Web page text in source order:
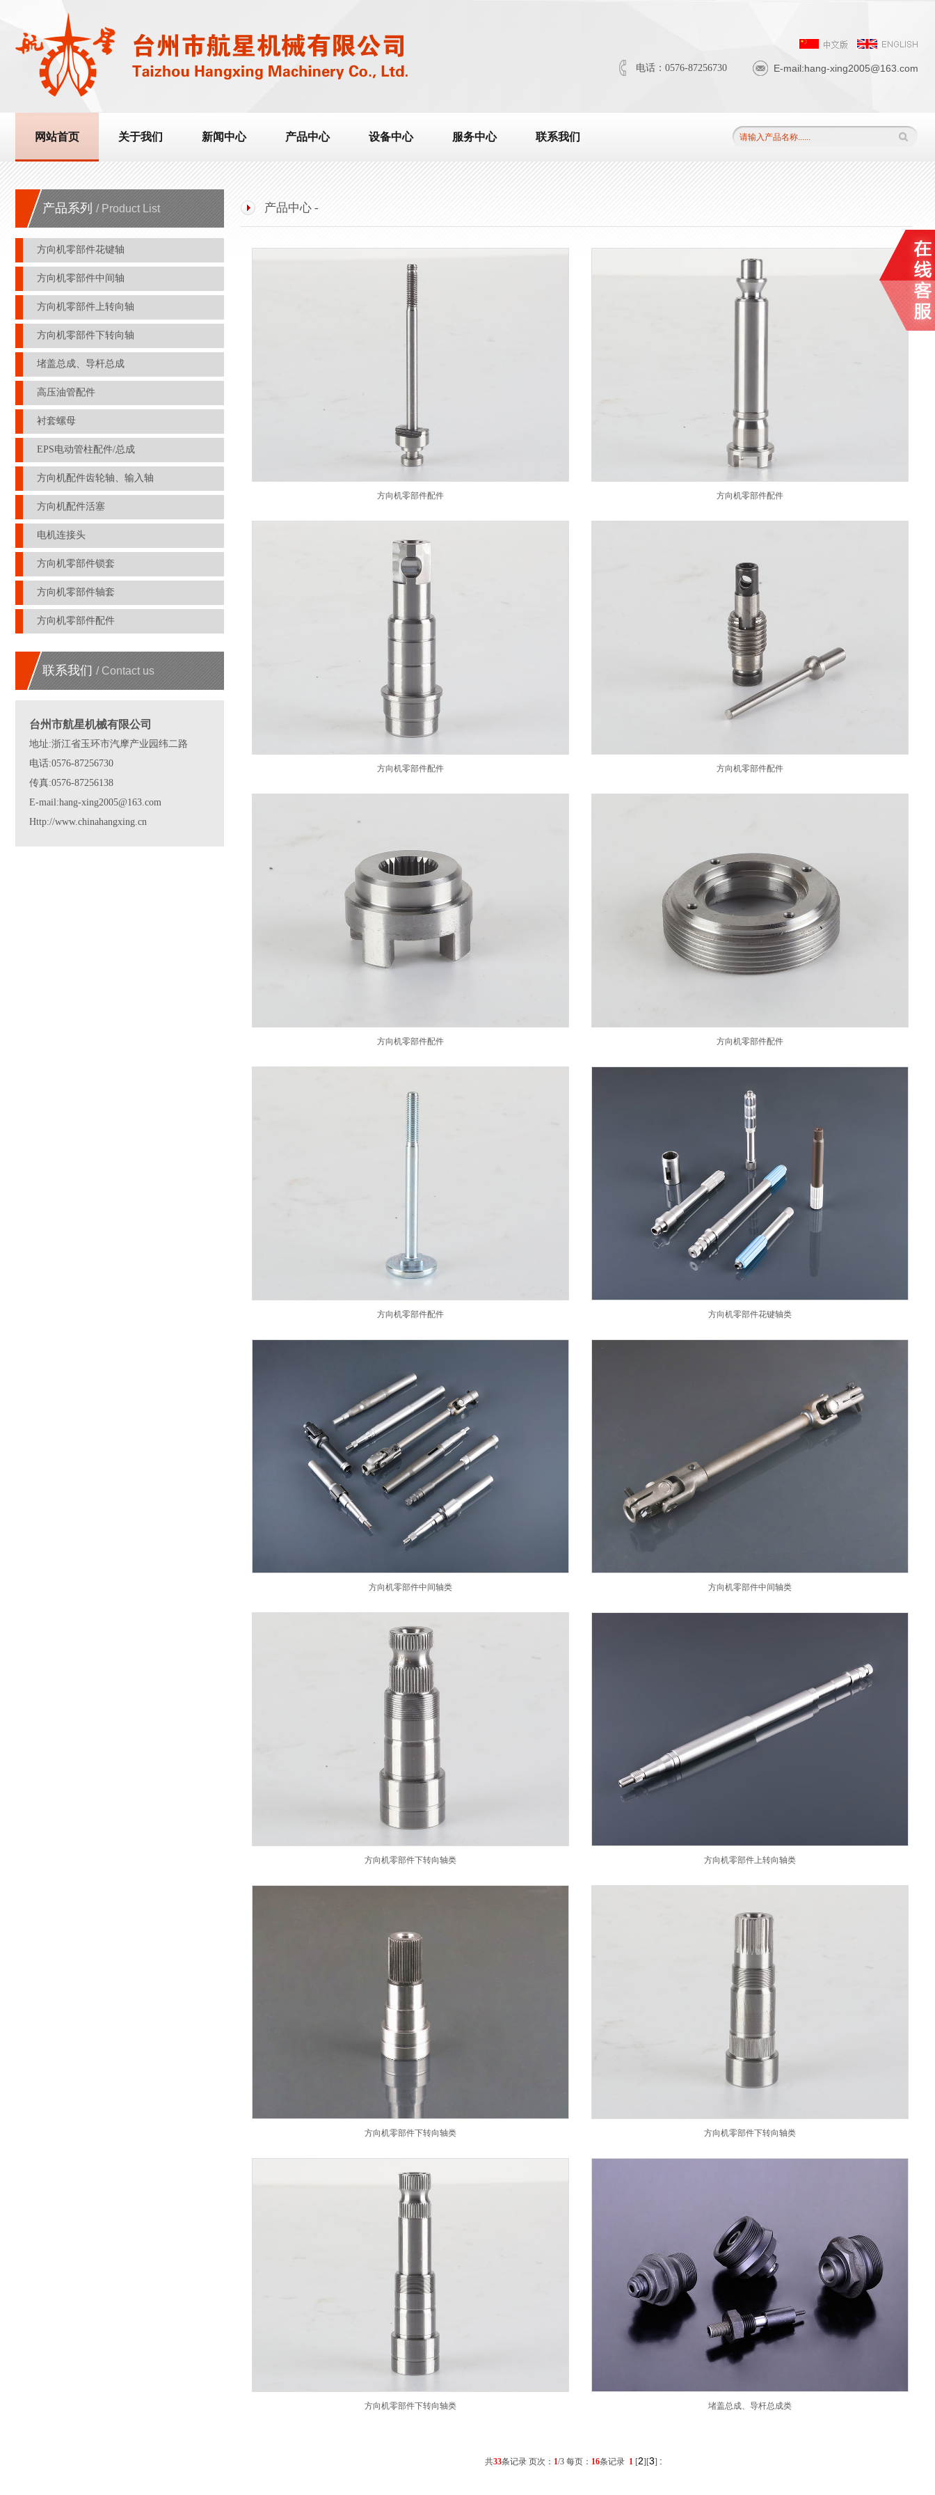
电话：0576-87256730 E-mail:hang-xing2005@163.com
网站首页 关于我们 新闻中心 产品中心 设备中心 服务中心 联系我们
产品系列 / Product List
方向机零部件花键轴
方向机零部件中间轴
方向机零部件上转向轴
方向机零部件下转向轴
堵盖总成、导杆总成
高压油管配件
衬套螺母
EPS电动管柱配件/总成
方向机配件齿轮轴、输入轴
方向机配件活塞
电机连接头
方向机零部件锁套
方向机零部件轴套
方向机零部件配件
联系我们 / Contact us
台州市航星机械有限公司
地址:浙江省玉环市汽摩产业园纬二路
电话:0576-87256730
传真:0576-87256138
E-mail:hang-xing2005@163.com
Http://www.chinahangxing.cn
产品中心 -
方向机零部件配件 方向机零部件配件
方向机零部件配件 方向机零部件配件
方向机零部件配件 方向机零部件配件
方向机零部件配件 方向机零部件花键轴类
方向机零部件中间轴类 方向机零部件中间轴类
方向机零部件下转向轴类 方向机零部件上转向轴类
方向机零部件下转向轴类 方向机零部件下转向轴类
方向机零部件下转向轴类 堵盖总成、导杆总成类
共33条记录 页次： 1/3 每页： 16条记录 1[2][3] :